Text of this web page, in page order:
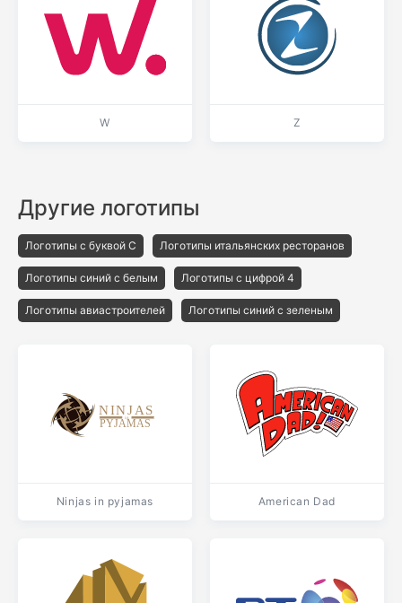
W Z
Другие логотипы
Логотипы с буквой C Логотипы итальянских ресторанов
Логотипы синий с белым Логотипы с цифрой 4
Логотипы авиастроителей Логотипы синий с зеленым
Ninjas in pyjamas American Dad